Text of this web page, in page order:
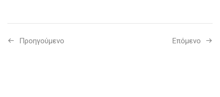
Προηγούμενo Επόμενο